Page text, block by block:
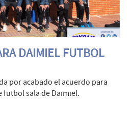
DAIMIEL FUTBOL
por acabado el acuerdo para
sala de Daimiel.